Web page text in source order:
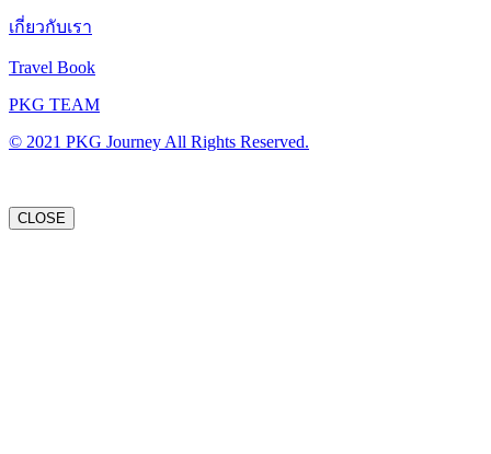
เกี่ยวกับเรา
Travel Book
PKG TEAM
© 2021 PKG Journey All Rights Reserved.
CLOSE